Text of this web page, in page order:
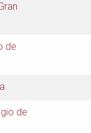
de
de